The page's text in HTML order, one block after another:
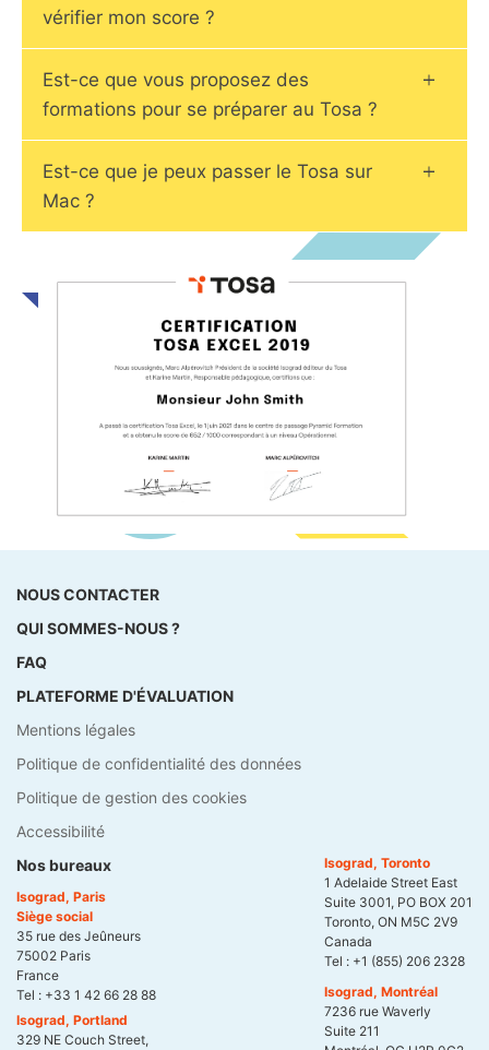
vérifier mon score ?
Est-ce que vous proposez des
formations pour se préparer au Tosa ?
Est-ce que je peux passer le Tosa sur
Mac ?
NOUS CONTACTER
QUI SOMMES-NOUS ?
FAQ
PLATEFORME D'ÉVALUATION
Mentions légales
Politique de confidentialité des données
Politique de gestion des cookies
Accessibilité
Nos bureaux
Isograd, Paris
Siège social
35 rue des Jeûneurs
75002 Paris
France
Tel : +33 1 42 66 28 88
Isograd, Portland
329 NE Couch Street,
Isograd, Toronto
1 Adelaide Street East
Suite 3001, PO BOX 201
Toronto, ON M5C 2V9
Canada
Tel : +1 (855) 206 2328
Isograd, Montréal
7236 rue Waverly
Suite 211